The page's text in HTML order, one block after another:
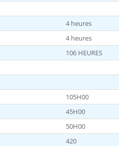
4 heures
4 heures
106 HEURES
105H00
45H00
50H00
420